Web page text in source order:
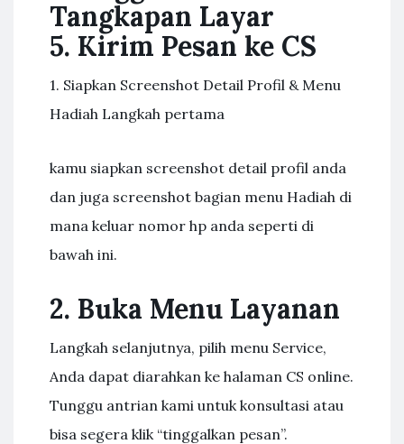
Tangkapan Layar
5. Kirim Pesan ke CS
1. Siapkan Screenshot Detail Profil & Menu
Hadiah Langkah pertama
kamu siapkan screenshot detail profil anda
dan juga screenshot bagian menu Hadiah di
mana keluar nomor hp anda seperti di
bawah ini.
2. Buka Menu Layanan
Langkah selanjutnya, pilih menu Service,
Anda dapat diarahkan ke halaman CS online.
Tunggu antrian kami untuk konsultasi atau
bisa segera klik “tinggalkan pesan”.